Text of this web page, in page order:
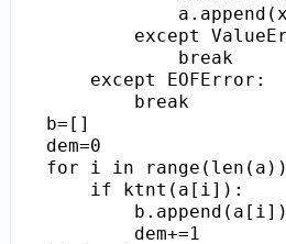
except
            break
    except EOFError:
        break
b=[]
dem=0
for i in
    if ktnt(a[i]):
        b.append(a[i])
        dem+=1